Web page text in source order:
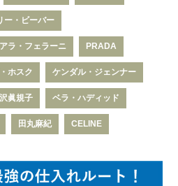
ー・ビーバー
ラ・フェラーニ PRADA
ホスク ケンダル・ジェンナー
眞規子 ベラ・ハディッド
田丸麻紀 CELINE